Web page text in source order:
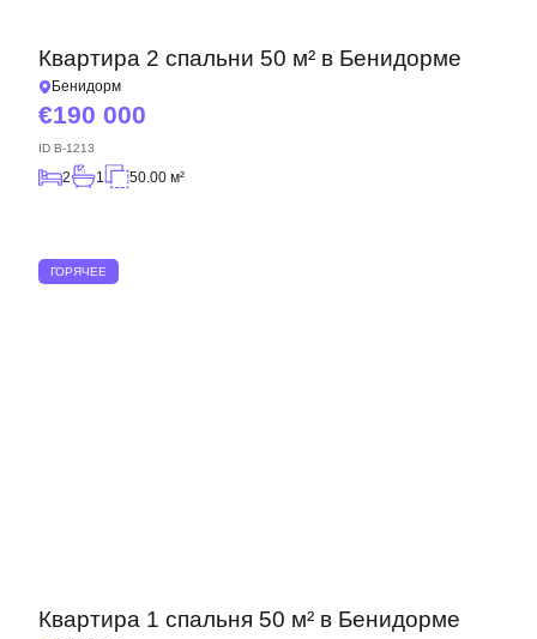
Квартира 2 спальни 50 м² в Бенидорме
Бенидорм
190 000
ID B-1213
2 1 50.00 м²
ГОРЯЧЕЕ
Квартира 1 спальня 50 м² в Бенидорме